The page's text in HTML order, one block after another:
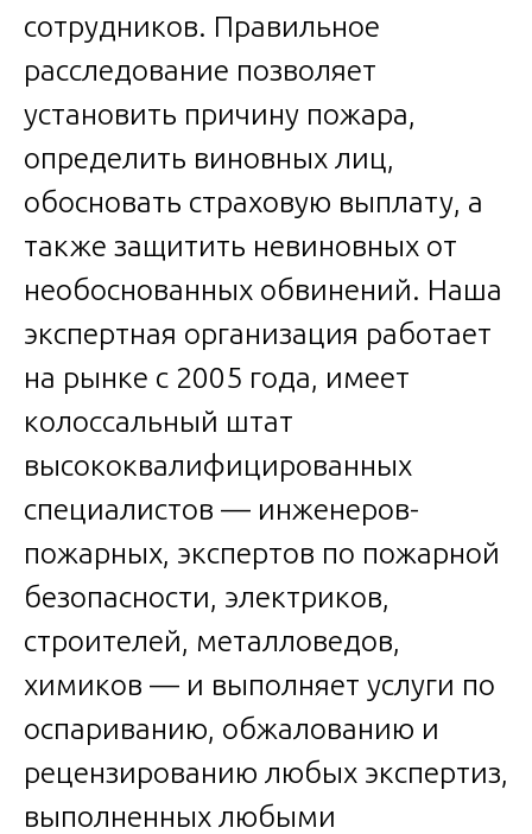
сотрудников. Правильное
расследование позволяет
установить причину пожара,
определить виновных лиц,
обосновать страховую выплату, а
также защитить невиновных от
необоснованных обвинений. Наша
экспертная организация работает
на рынке с 2005 года, имеет
колоссальный штат
высококвалифицированных
специалистов — инженеров-
пожарных, экспертов по пожарной
безопасности, электриков,
строителей, металловедов,
химиков — и выполняет услуги по
оспариванию, обжалованию и
рецензированию любых экспертиз,
выполненных любыми